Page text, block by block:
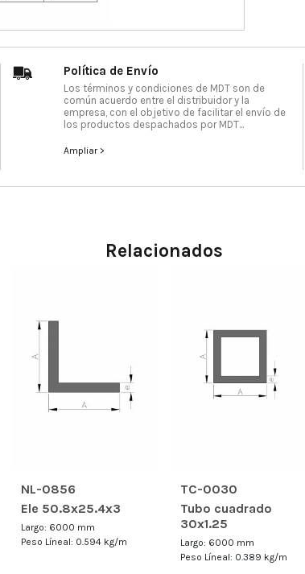
Política de Envío
Los términos y condiciones de MDT son de
común acuerdo entre el distribuidor y la
empresa, con el objetivo de facilitar el envío de
los productos despachados por MDT...
Ampliar >
Relacionados
NL-0856
Ele 50.8x25.4x3
Largo: 6000 mm
Peso Líneal: 0.594 kg/m
TC-0030
Tubo cuadrado
30x1.25
Largo: 6000 mm
Peso Líneal: 0.389 kg/m